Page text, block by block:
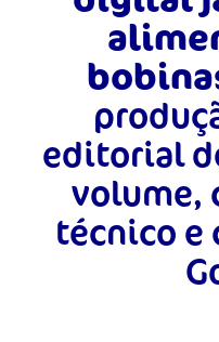
editorial
volume,
técnico e